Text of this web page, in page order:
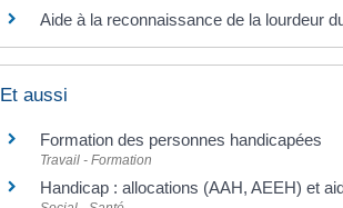
Aide à la reconnaissance de la lourdeur
Et aussi
Formation des personnes handicapées
Travail - Formation
Handicap : allocations (AAH, AEEH) et